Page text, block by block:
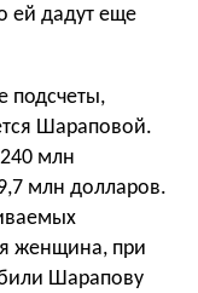
ей дадут еще
подсчеты,
Шараповой.
млн
млн долларов.
женщина, при
Шарапову